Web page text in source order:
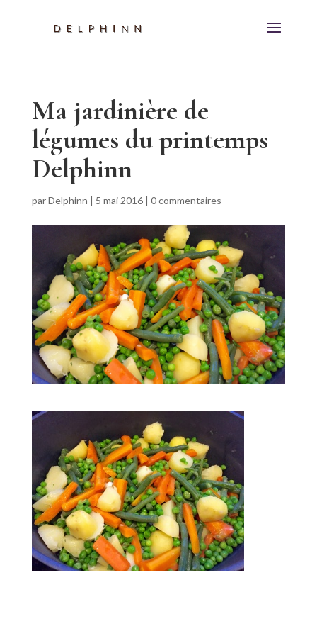
Ma jardinière de
légumes du printemps
Delphinn
parDelphinn | 5 mai 2016| 0 commentaires